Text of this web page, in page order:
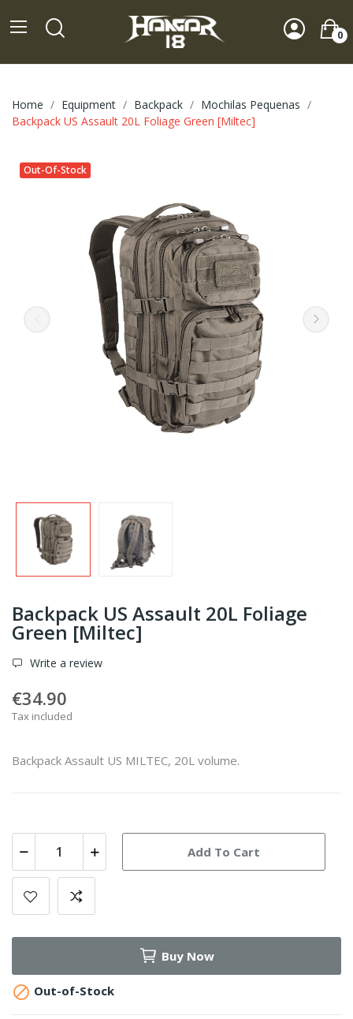
0
Home Equipment Backpack
Mochilas Pequenas
Backpack US Assault 20L Foliage Green [Miltec]
Out-Of-Stock
Backpack US Assault 20L Foliage
Green [Miltec]
Write a review
€34.90
Tax included
Backpack Assault US MILTEC, 20L volume.
Add To Cart
Buy Now
 Out-of-Stock